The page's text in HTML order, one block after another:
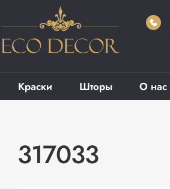
Краски Шторы О нас
317033